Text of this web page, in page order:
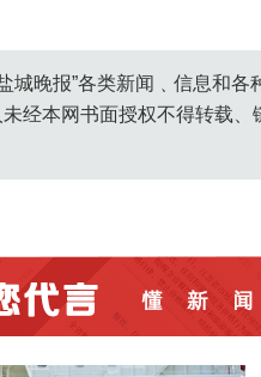
城晚报”各类新闻﹑信息和
经本网书面授权不得转载